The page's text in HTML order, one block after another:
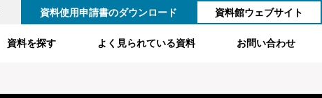
資料使用申請書のダウンロード 資料館ウェブサイト
資料を探す よく見られている資料 お問い合わせ